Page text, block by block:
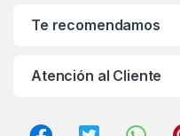
Te recomendamos
Atención al Cliente